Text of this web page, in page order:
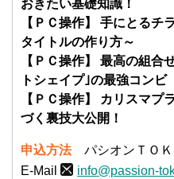
おきたい基礎知識！
【ＰＣ操作】 手にとるチ
タイトルの作り方～
【ＰＣ操作】 最高の組合
トシェイプ｣の最強コンビ
【ＰＣ操作】 カリスマプ
づく裏技大公開！
申込方法パシオンＴＯＫ
E-Mail
info@passion-